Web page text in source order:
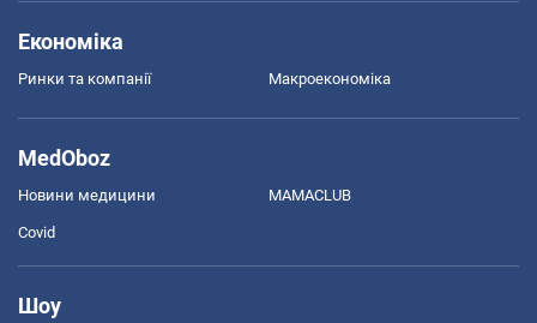
Економіка
Ринки та компанії Макроекономіка
MedOboz
Новини медицини MAMACLUB
Covid
Шоу